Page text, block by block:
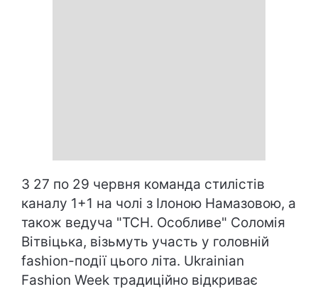
З 27 по 29 червня команда стилістів
каналу 1+1 на чолі з Ілоною Намазовою, а
також ведуча "ТСН. Особливе" Соломія
Вітвіцька, візьмуть участь у головній
fashion-події цього літа. Ukrainian
Fashion Week традиційно відкриває